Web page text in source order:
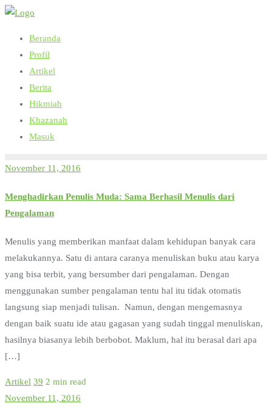
Skip
content
Beranda
Profil
Artikel
Berita
Hikmiah
Khazanah
Masuk
November 11, 2016
Menghadirkan Penulis Muda: Sama Berhasil Menulis dari
Pengalaman
Menulis yang memberikan manfaat dalam kehidupan banyak cara
melakukannya. Satu di antara caranya menuliskan buku atau karya
yang bisa terbit, yang bersumber dari pengalaman. Dengan
menggunakan sumber pengalaman tentu hal itu tidak otomatis
langsung siap menjadi tulisan. Namun, dengan mengemasnya
dengan baik suatu ide atau gagasan yang sudah tinggal menuliskan,
hasilnya biasanya lebih berbobot. Maklum, hal itu berasal dari apa
[…]
Artikel 39 2 min read
November 11, 2016